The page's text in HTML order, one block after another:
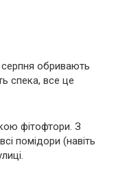
обривають
спека, все це
фітофтори. З
помідори (навіть